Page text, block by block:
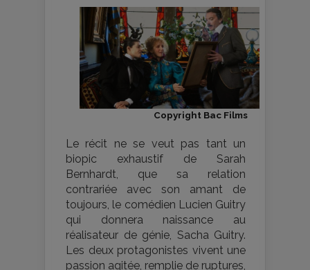
Copyright Bac Films
Le récit ne se veut pas tant un
biopic exhaustif de Sarah
Bernhardt, que sa relation
contrariée avec son amant de
toujours, le comédien Lucien Guitry
qui donnera naissance au
réalisateur de génie, Sacha Guitry.
Les deux protagonistes vivent une
passion agitée, remplie de ruptures,